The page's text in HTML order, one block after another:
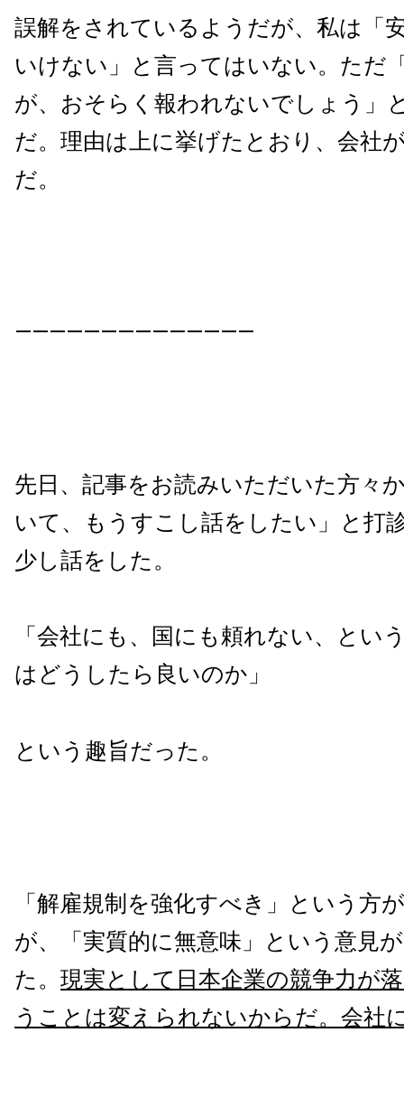
誤解をされているようだが、私は「
いけない」と言ってはいない。ただ
が、おそらく報われないでしょう」
だ。理由は上に挙げたとおり、会社
だ。
——————————————
先日、記事をお読みいただいた方々
いて、もうすこし話をしたい」と打
少し話をした。
「会社にも、国にも頼れない、とい
はどうしたら良いのか」
という趣旨だった。
「解雇規制を強化すべき」という方
が、「実質的に無意味」という意見
た。 現実として日本企業の競争力が
うことは変えられないからだ。会社